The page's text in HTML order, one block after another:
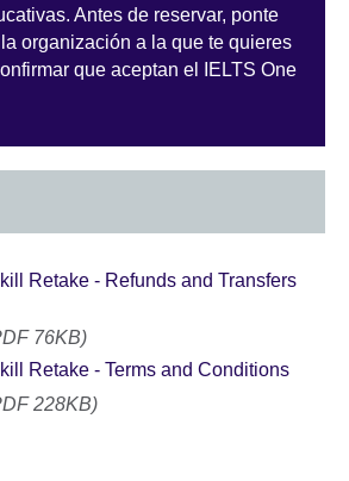
Antes de reservar, ponte
organización a la que te quieres
que aceptan el IELTS One
Retake - Refunds and Transfers
76KB)
Retake - Terms and Conditions
228KB)